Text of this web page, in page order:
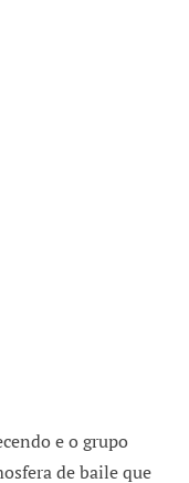
e o grupo
de baile que